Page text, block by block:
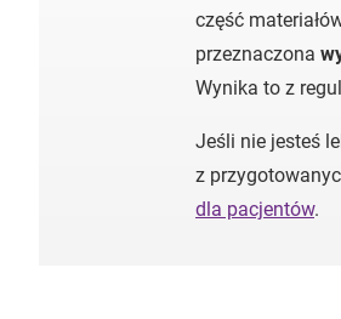
część
przeznaczona
Wynika to z
Jeśli nie jesteś
z
dla pacjentów.